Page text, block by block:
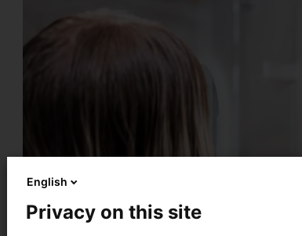
English
Privacy on this site